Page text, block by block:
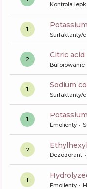
Kontrola
1
Surfaktanty/
2 citric acid
Buforowanie
1 sodium
Surfaktanty/
1
Emolienty
2
Dezodorant
1
Emolienty